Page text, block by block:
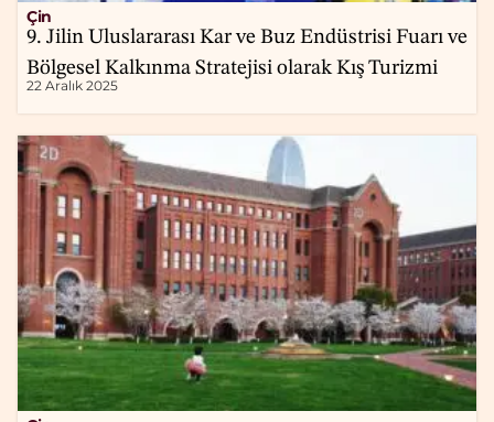
Çin
9. Jilin Uluslararası Kar ve Buz Endüstrisi Fuarı ve
Bölgesel Kalkınma Stratejisi olarak Kış Turizmi
22 Aralık 2025